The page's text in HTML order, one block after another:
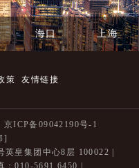
海口 上海
策 友情链接
京ICP备09042190号-1
]
英皇集团中心8层 100022 |
：010-5691 6450 |